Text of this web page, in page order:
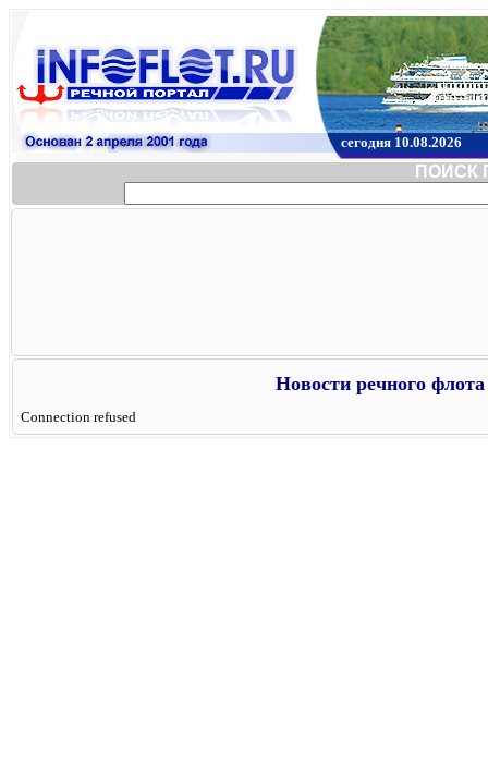
сегодня 10.08.2026
ПОИСК
Новости речного
Connection refused